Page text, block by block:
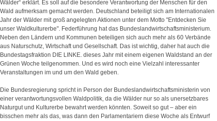
Wälder“ erklärt. Es soll auf die besondere Verantwortung der Menschen für den
Wald aufmerksam gemacht werden. Deutschland beteiligt sich am Internationalen
Jahr der Wälder mit groß angelegten Aktionen unter dem Motto "Entdecken Sie
unser Waldkulturerbe". Federführung hat das Bundeslandwirtschaftsministerium.
Neben den Ländern und Kommunen beteiligen sich auch mehr als 60 Verbände
aus Naturschutz, Wirtschaft und Gesellschaft. Das ist wichtig, daher hat auch die
Bundestagsfraktion DIE LINKE. dieses Jahr mit einem eigenen Waldstand an der
Grünen Woche teilgenommen. Und es wird noch eine Vielzahl interessanter
Veranstaltungen im und um den Wald geben.
Die Bundesregierung spricht in Person der Bundeslandwirtschaftsministerin von
einer verantwortungsvollen Waldpolitik, da die Wälder nur so als unersetzbares
Naturgut und Kulturerbe bewahrt werden könnten. Soweit so gut – aber ein
bisschen mehr als das, was dann den Parlamentariern diese Woche als Entwurf